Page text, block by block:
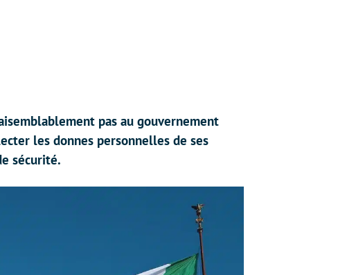
pas au gouvernement
les donnes personnelles de ses
sécurité.